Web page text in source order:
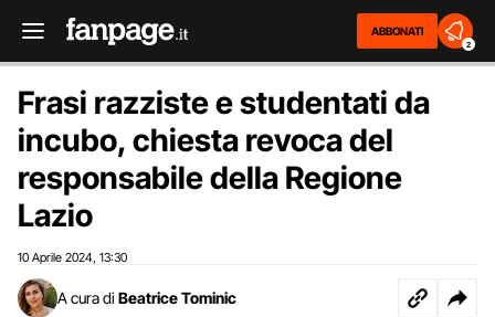
ABBONATI
2
Frasi razziste e studentati da
incubo, chiesta revoca del
responsabile della Regione
Lazio
10 Aprile 2024 13:30
A cura di Beatrice Tominic